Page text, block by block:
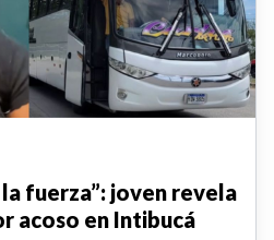
fuerza”: joven revela
acoso en Intibucá